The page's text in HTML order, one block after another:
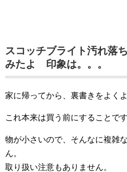
スコッチブライト汚れ落
みたよ 印象は。。。
家に帰ってから、裏書きをよく
これ本来は買う前にすることで
物が小さいので、そんなに複雑
ん。
取り扱い注意もありません。